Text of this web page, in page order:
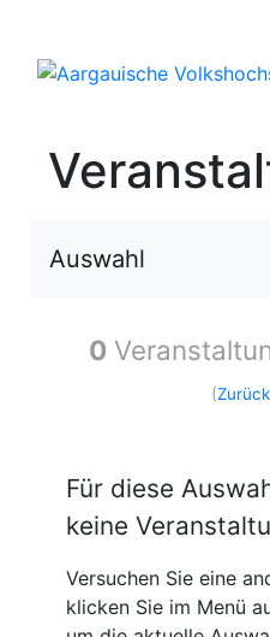
Auswahl
0
(
Für diese
keine
Versuchen Sie eine
klicken Sie im Menü